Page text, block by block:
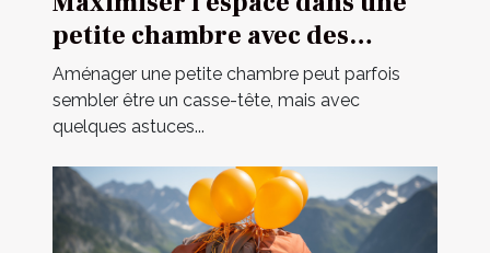
petite chambre avec des
meubles multifonctionnels
Aménager une petite chambre peut parfois
sembler être un casse-tête, mais avec
quelques astuces...